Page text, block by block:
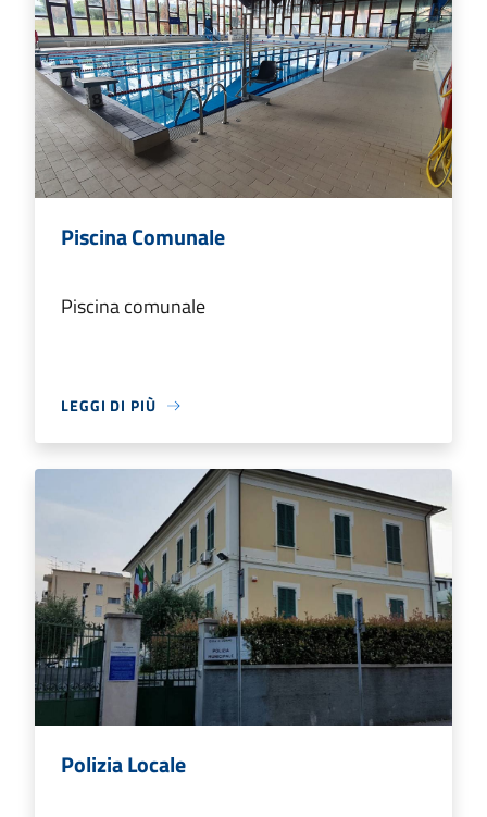
Piscina Comunale
Piscina comunale
LEGGI DI PIÙ
Polizia Locale